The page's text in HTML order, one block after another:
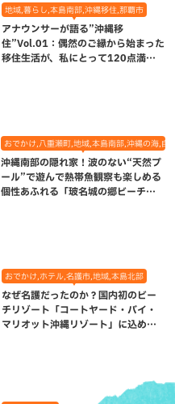
地域,暮らし,本島南部,沖縄移住,那覇市
アナウンサーが語る”沖縄移
住”Vol.01：偶然のご縁から始まった
移住生活が、私にとって120点満点
おでかけ,八重瀬町,地域,本島南部,沖縄の海,自
沖縄南部の隠れ家！波のない“天然プ
ール”で遊んで熱帯魚観察も楽しめる
個性あふれる「玻名城の郷ビーチ」
おでかけ,ホテル,名護市,地域,本島北部
なぜ名護だったのか？国内初のビー
チリゾート「コートヤード・バイ・
マリオット沖縄リゾート」に込めら